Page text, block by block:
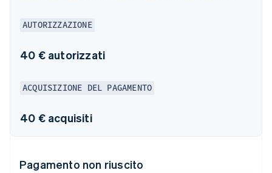
AUTORIZZAZIONE
40 € autorizzati
ACQUISIZIONE DEL PAGAMENTO
40 € acquisiti
Pagamento non riuscito